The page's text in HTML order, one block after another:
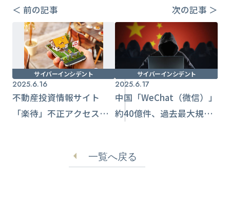
＜ 前の記事 次の記事 ＞
サイバーインシデント
2025.6.16
不動産投資情報サイト
「楽待」不正アクセス
サイバーインシデント
2025.6.17
中国「WeChat（微信）」
約40億件、過去最大規模
一覧へ戻る